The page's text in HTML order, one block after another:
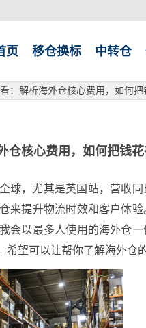
页 移仓换标 中转仓
：解析海外仓核心费用，如何把
仓核心费用，如何把钱花
球，尤其是英国站，营收
来提升物流时效和客户体
会以最多人使用的海外仓
望可以让帮你了解海外仓